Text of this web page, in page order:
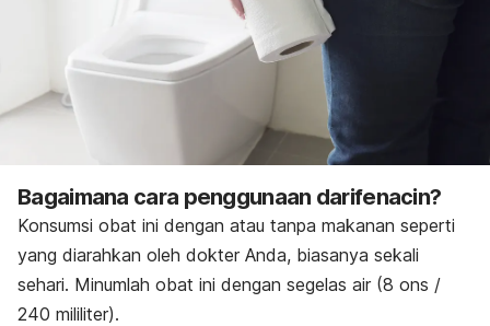
Bagaimana cara penggunaan darifenacin?
Konsumsi obat ini dengan atau tanpa makanan seperti
yang diarahkan oleh dokter Anda, biasanya sekali
sehari. Minumlah obat ini dengan segelas air (8 ons /
240 mililiter).